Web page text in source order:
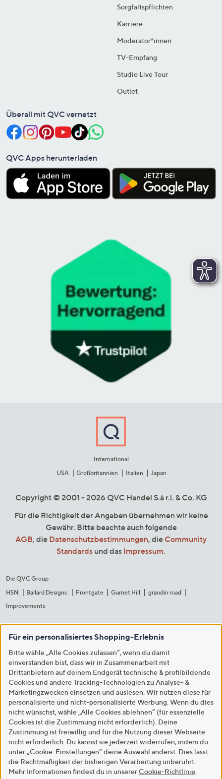
Sorgfaltspflichten
Karriere
Moderator*innen
TV-Empfang
Studio Live Tour
Outlet
Überall mit QVC vernetzt
QVC Apps herunterladen
International
USA
Großbritannien Italien Japan
Copyright © 2001 - 2026 QVC Handel S.à r.l. & Co. KG
Für die Richtigkeit der Angaben übernehmen wir keine
Gewähr. Bitte beachte auch folgende
AGB, die Datenschutzbestimmungen, die Community
Standards und das Impressum.
Die QVC Group
HSN
Ballard Designs Frontgate Garnet Hill
grandin road
Improvements
Für ein personalisiertes Shopping-Erlebnis
Bitte wähle „Alle Cookies zulassen“, wenn du damit
einverstanden bist, dass wir in Zusammenarbeit mit
Drittanbietern auf deinem Endgerät technische & profilbildende
Cookies und andere Tracking-Technologien zu Analyse- &
Marketingzwecken einsetzen und auslesen. Wir nutzen diese für
personalisierte und nicht-personalisierte Werbung. Wenn du dies
nicht wünschst, wähle „Alle Cookies ablehnen“ (für essenzielle
Cookies ist die Zustimmung nicht erforderlich). Deine
Zustimmung ist freiwillig und für die Nutzung dieser Webseite
nicht erforderlich. Du kannst sie jederzeit widerrufen, indem du
unter „Cookie-Einstellungen“ deine Auswahl änderst. Dies lässt
die Rechtmäßigkeit der bisherigen Verarbeitung unberührt.
Mehr Informationen findest du in unserer Cookie-Richtlinie